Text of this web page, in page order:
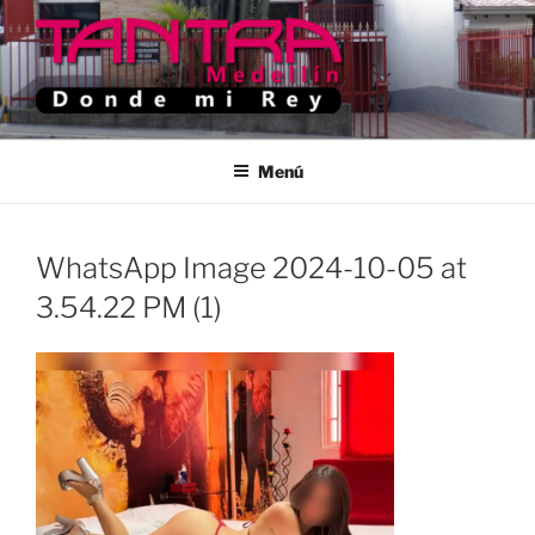
Saltar
al
contenido
TANTRA MEDELLIN
Donde Mi Rey
Menú
WhatsApp Image 2024-10-05 at
3.54.22 PM (1)